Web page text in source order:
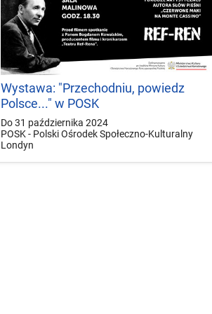
Wystawa: "Przechodniu, powiedz
Polsce..." w POSK
Do 31 października 2024
POSK - Polski Ośrodek Społeczno-Kulturalny
Londyn